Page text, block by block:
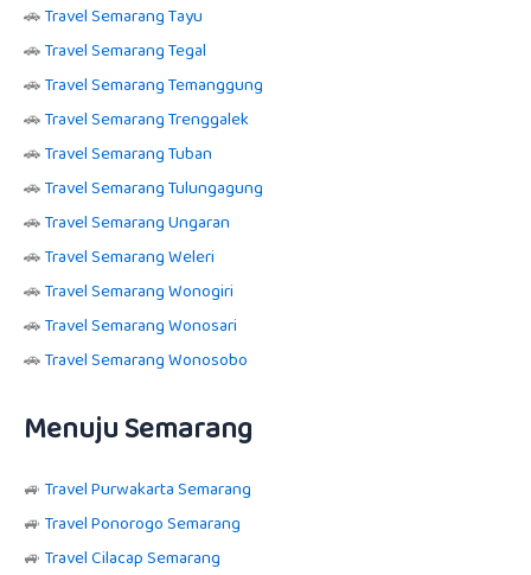
🚗Travel Semarang Tayu
🚗Travel Semarang Tegal
🚗Travel Semarang Temanggung
🚗Travel Semarang Trenggalek
🚗Travel Semarang Tuban
🚗Travel Semarang Tulungagung
🚗Travel Semarang Ungaran
🚗Travel Semarang Weleri
🚗Travel Semarang Wonogiri
🚗Travel Semarang Wonosari
🚗Travel Semarang Wonosobo
Menuju Semarang
🚙 Travel Purwakarta Semarang
🚙 Travel Ponorogo Semarang
🚙 Travel Cilacap Semarang